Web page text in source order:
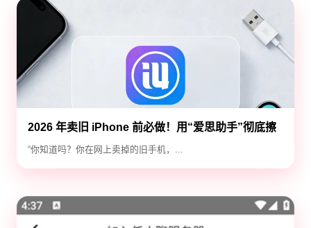
2026 年卖旧 iPhone 前必做！用“爱思助手”彻底擦
除隐私，防止数据泄露
“你知道吗？你在网上卖掉的旧手机，...